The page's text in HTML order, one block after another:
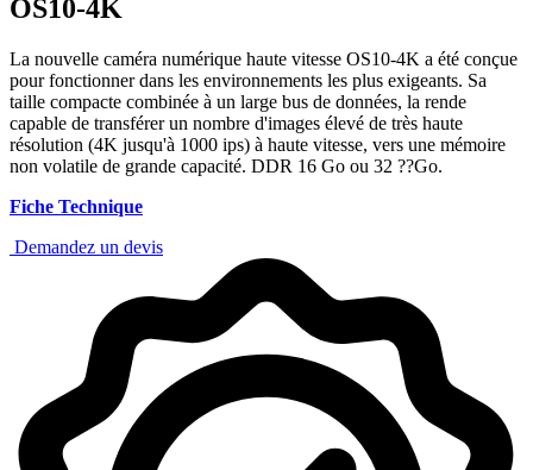
OS10-4K
La nouvelle caméra numérique haute vitesse OS10-4K a été conçue
pour fonctionner dans les environnements les plus exigeants. Sa
taille compacte combinée à un large bus de données, la rende
capable de transférer un nombre d'images élevé de très haute
résolution (4K jusqu'à 1000 ips) à haute vitesse, vers une mémoire
non volatile de grande capacité. DDR 16 Go ou 32 ??Go.
Fiche Technique
Demandez un devis